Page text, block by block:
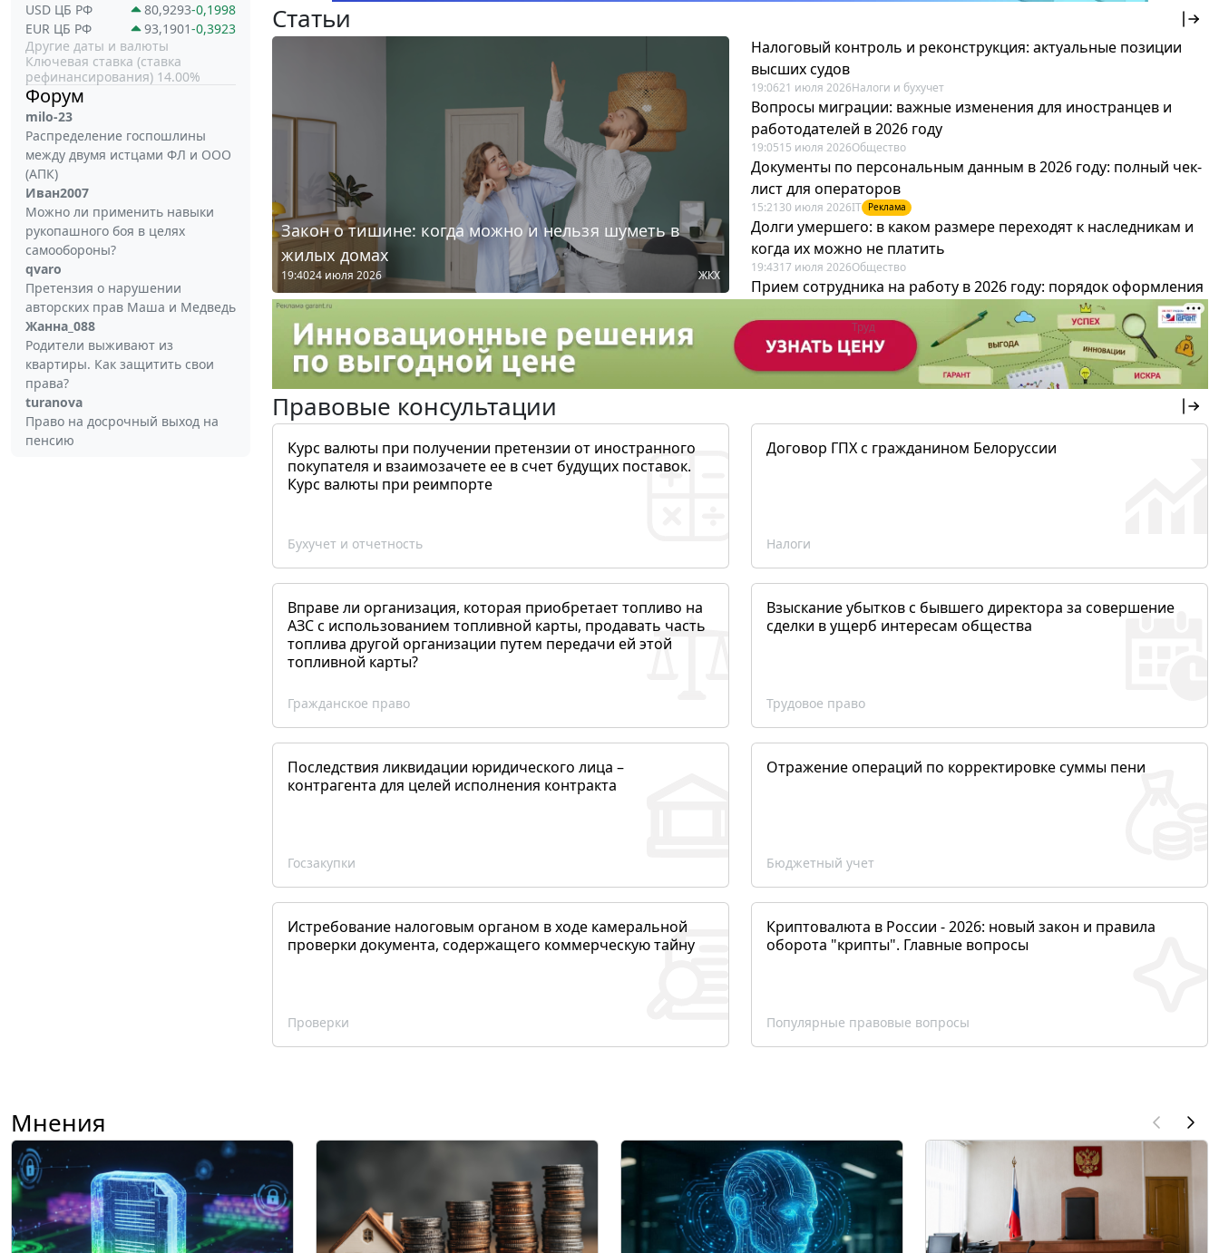
USD ЦБ РФ
80,9293-0,1998
EUR ЦБ РФ
93,1901-0,3923
Другие даты и валюты
Ключевая ставка (ставка
рефинансирования) 14.00%
Форум
milo-23
Распределение госпошлины
между двумя истцами ФЛ и ООО
(АПК)
Иван2007
Можно ли применить навыки
рукопашного боя в целях
самообороны?
qvaro
Претензия о нарушении
авторских прав Маша и Медведь
Жанна_088
Родители выживают из
квартиры. Как защитить свои
права?
turanova
Право на досрочный выход на
пенсию
Статьи
Закон о тишине: когда можно и нельзя шуметь в
жилых домах
19:4024 июля 2026 ЖКХ
Налоговый контроль и реконструкция: актуальные позиции
высших судов
19:0621 июля 2026Налоги и бухучет
Вопросы миграции: важные изменения для иностранцев и
работодателей в 2026 году
19:0515 июля 2026Общество
Документы по персональным данным в 2026 году: полный чек-
лист для операторов
15:21 30 июля 2026IT Реклама
Долги умершего: в каком размере переходят к наследникам и
когда их можно не платить
19:4317 июля 2026Общество
Прием сотрудника на работу в 2026 году: порядок оформления
12:28 Труд Реклама
Правовые консультации
Курс валюты при получении претензии от иностранного
покупателя и взаимозачете ее в счет будущих поставок.
Курс валюты при реимпорте
Бухучет и отчетность
Договор ГПХ с гражданином Белоруссии
Налоги
Вправе ли организация, которая приобретает топливо на
АЗС с использованием топливной карты, продавать часть
топлива другой организации путем передачи ей этой
топливной карты?
Гражданское право
Взыскание убытков с бывшего директора за совершение
сделки в ущерб интересам общества
Трудовое право
Последствия ликвидации юридического лица –
контрагента для целей исполнения контракта
Госзакупки
Отражение операций по корректировке суммы пени
Бюджетный учет
Истребование налоговым органом в ходе камеральной
проверки документа, содержащего коммерческую тайну
Проверки
Криптовалюта в России - 2026: новый закон и правила
оборота "крипты". Главные вопросы
Популярные правовые вопросы
Мнения